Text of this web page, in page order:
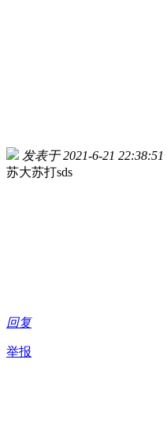
发表于 2021-6-21 22:38:51
苏大苏打sds
回复
举报